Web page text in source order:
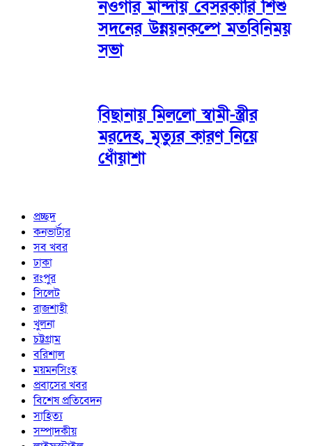
নওগাঁর মান্দায় বেসরকারি শিশু
সদনের উন্নয়নকল্পে মতবিনিময়
সভা
বিছানায় মিললো স্বামী-স্ত্রীর
মরদেহ, মৃত্যুর কারণ নিয়ে
ধোঁয়াশা
প্রচ্ছদ
কনভার্টার
সব খবর
ঢাকা
রংপুর
সিলেট
রাজশাহী
খুলনা
চট্টগ্রাম
বরিশাল
ময়মনসিংহ
প্রবাসের খবর
বিশেষ প্রতিবেদন
সাহিত্য
সম্পাদকীয়